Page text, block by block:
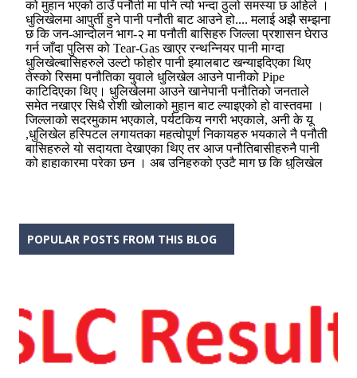
POPULAR POSTS FROM THIS BLOG